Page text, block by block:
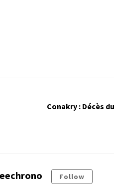
Conakry : Décès
Follow